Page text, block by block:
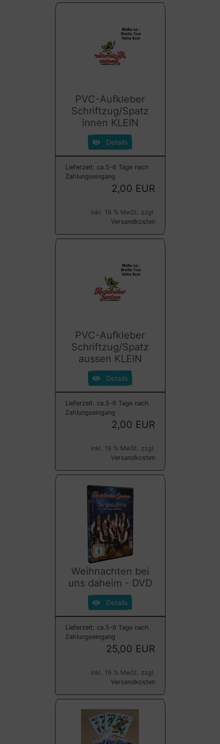
PVC-Aufkleber
Schriftzug/Spatz
innen KLEIN
Details
Lieferzeit: ca.5-6 Tage nach
Zahlungseingang
2,00 EUR
inkl. 19 % MwSt. zzgl.
Versandkosten
PVC-Aufkleber
Schriftzug/Spatz
aussen KLEIN
Details
Lieferzeit: ca.5-6 Tage nach
Zahlungseingang
2,00 EUR
inkl. 19 % MwSt. zzgl.
Versandkosten
Weihnachten bei
uns daheim - DVD
Details
Lieferzeit: ca.5-6 Tage nach
Zahlungseingang
25,00 EUR
inkl. 19 % MwSt. zzgl.
Versandkosten